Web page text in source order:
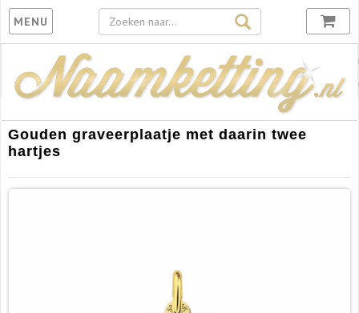
Toggle
navigation
MENU
Gouden graveerplaatje met daarin twee
hartjes